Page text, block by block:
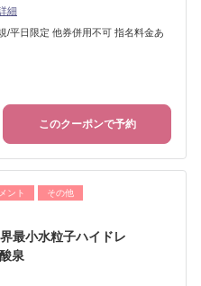
細
/平日限定 他券併用不可 指名料金あ
このクーポンで予約
ント その他
最小水粒子ハイドレ
泉